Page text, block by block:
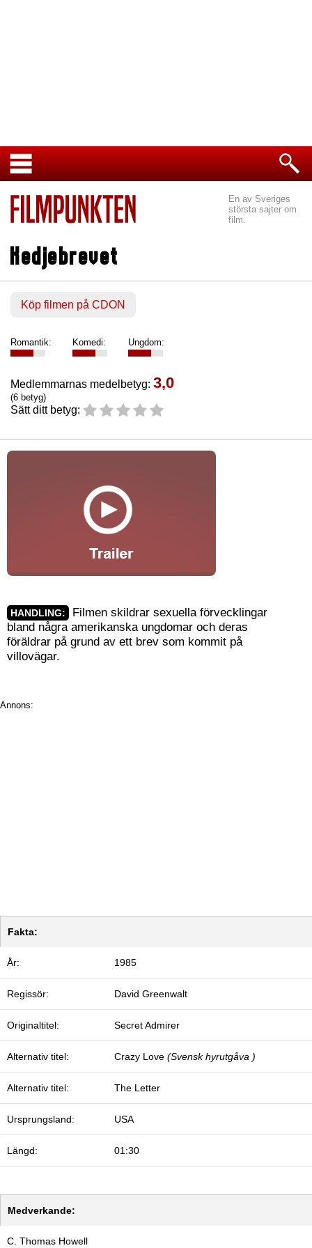
En av Sveriges
största sajter om
film.
Kedjebrevet
Köp filmen på CDON
Romantik: Komedi: Ungdom:
Medlemmarnas medelbetyg: 3,0
(6 betyg)
Sätt ditt betyg:
HANDLING:
Filmen skildrar sexuella förvecklingar
bland några amerikanska ungdomar och deras
föräldrar på grund av ett brev som kommit på
villovägar.
Annons:
Fakta:
År: 1985
Regissör: David Greenwalt
Originaltitel: Secret Admirer
Alternativ titel: Crazy Love (Svensk hyrutgåva )
Alternativ titel: The Letter
Ursprungsland: USA
Längd: 01:30
Medverkande:
C. Thomas Howell